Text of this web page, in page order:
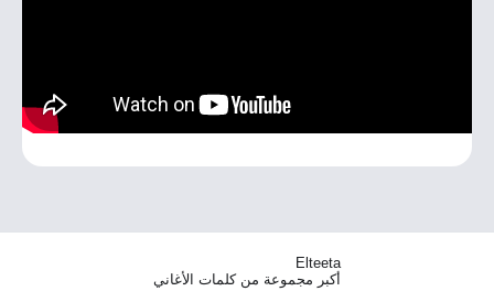
Elteeta
أكبر مجموعة من كلمات الأغاني